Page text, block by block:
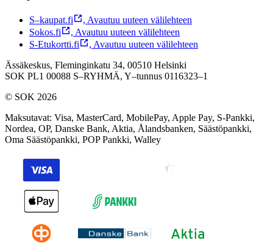
S–kaupat.fi , Avautuu uuteen välilehteen
Sokos.fi
, Avautuu uuteen välilehteen
S-Etukortti.fi
, Avautuu uuteen välilehteen
Ässäkeskus, Fleminginkatu 34, 00510 Helsinki
SOK PL1 00088 S–RYHMÄ, Y–tunnus 0116323–1
© SOK 2026
Maksutavat: Visa, MasterCard, MobilePay, Apple Pay, S-Pankki,
Nordea, OP, Danske Bank, Aktia, Ålandsbanken, Säästöpankki,
Oma Säästöpankki, POP Pankki, Walley